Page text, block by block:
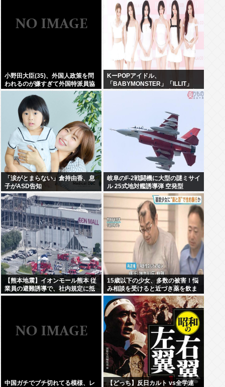
小野田大臣(35)、外国人政策を問
われるのが嫌すぎて外国特派員協
会の招待を連続拒否www
KーPOPアイドル、
「BABYMONSTER」「ILLIT」
「RESCENE」の三国志時代に突
「涙がとまらない」倉持由香、息
子がASD告知
岐阜のF-2戦闘機に大型の謎ミサイ
ル 25式地対艦誘導弾 空発型
【熊本地震】イオンモール熊本 従
業員の避難誘導で、社内規定に抵
触か
15歳以下の少女、多数の被害！悩
み相談を受けると近づき薬を飲ま
せてレ●プ。動画が770本見つかり
被害少女多数
中国ガチでブチ切れてる模様、レ
【どっち】反日カルト vs全学連